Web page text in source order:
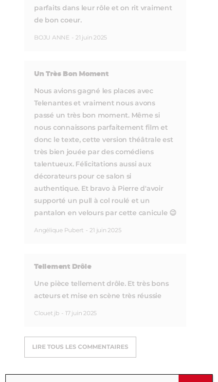
parfaits dans leur rôle et on rit vraiment
de bon coeur.
BOJU ANNE - 21 juin 2025
Un Très Bon Moment
Nous avions gagné les places avec
Telenantes et vraiment nous avons
passé un très bon moment. Même si
nous connaissons parfaitement film et
donc le texte, cette version théâtrale est
très bien jouée par des comédiens
talentueux. Félicitations aussi aux
décorateurs pour ce salon si
authentique. Et bravo à Pierre d'avoir
supporté un pull à col roulé et un
pantalon en velours par cette canicule 😉
Angélique Pubert - 21 juin 2025
Tellement Drôle
Une pièce tellement drôle. Et très bons
acteurs et mise en scène très réussie
Clouet jb - 17 juin 2025
LIRE TOUS LES COMMENTAIRES